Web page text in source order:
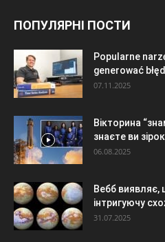
ПОПУЛЯРНІ ПОСТИ
Popularne
generować
07.11.2025
Вікторина
знаєте ви
06.08.2025
Вебб
інтригуючу
31.07.2025